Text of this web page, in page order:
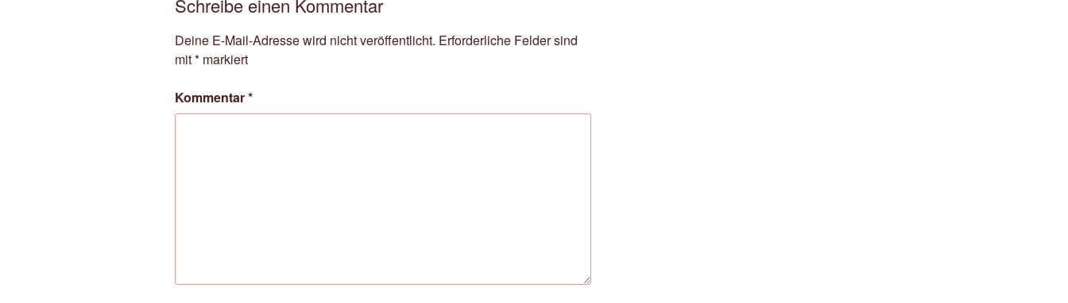
Schreibe einen Kommentar
Deine E-Mail-Adresse wird nicht veröffentlicht. Erforderliche Felder sind
mit* markiert
Kommentar*